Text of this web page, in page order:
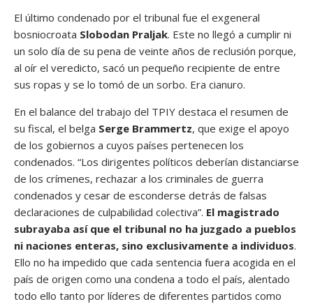
El último condenado por el tribunal fue el exgeneral
bosniocroata Slobodan Praljak. Este no llegó a cumplir ni
un solo día de su pena de veinte años de reclusión porque,
al oír el veredicto, sacó un pequeño recipiente de entre
sus ropas y se lo tomó de un sorbo. Era cianuro.
En el balance del trabajo del TPIY destaca el resumen de
su fiscal, el belga Serge Brammertz, que exige el apoyo
de los gobiernos a cuyos países pertenecen los
condenados. “Los dirigentes políticos deberían distanciarse
de los crímenes, rechazar a los criminales de guerra
condenados y cesar de esconderse detrás de falsas
declaraciones de culpabilidad colectiva”. El magistrado
subrayaba así que el tribunal no ha juzgado a pueblos
ni naciones enteras, sino exclusivamente a individuos.
Ello no ha impedido que cada sentencia fuera acogida en el
país de origen como una condena a todo el país, alentado
todo ello tanto por líderes de diferentes partidos como